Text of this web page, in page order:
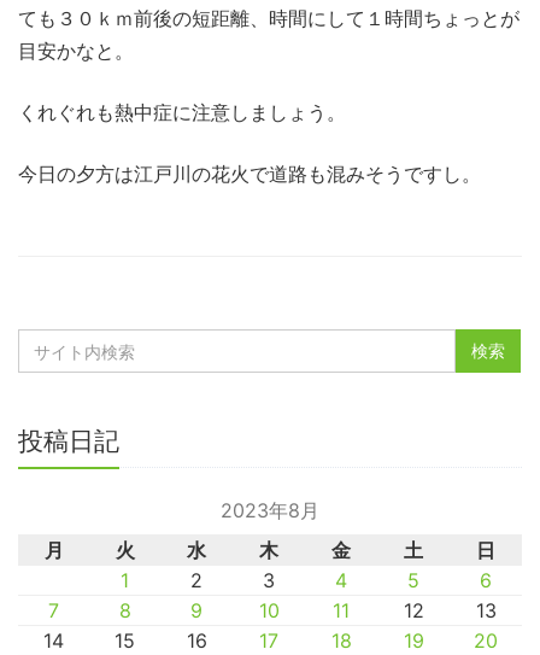
ても３０ｋｍ前後の短距離、時間にして１時間ちょっとが
目安かなと。
くれぐれも熱中症に注意しましょう。
今日の夕方は江戸川の花火で道路も混みそうですし。
投稿日記
2023年8月
月
火 水 木 金 土
日
1
2 3 4 5
6
7
8 9 10 11 12
13
14
15 16 17 18 19
20